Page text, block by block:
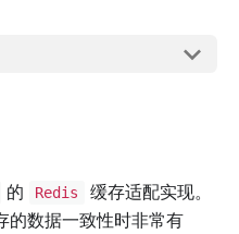
的 Redis 缓存适配实现。
的数据一致性时非常有